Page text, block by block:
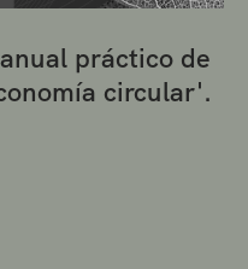
práctico de
circular'.